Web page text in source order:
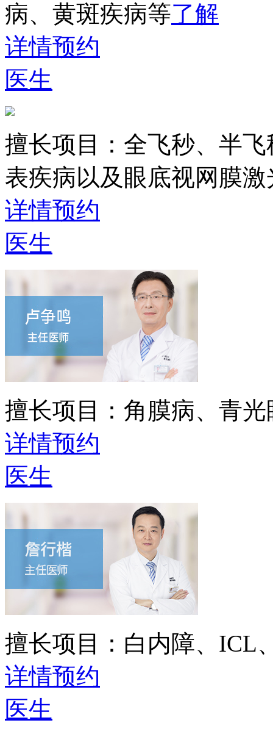
病、黄斑疾病等了解
详情预约
医生
擅长项目： 全飞秒、半
表疾病以及眼底视网膜激
详情预约
医生
擅长项目： 角膜病、青
详情预约
医生
擅长项目： 白内障、ICL
详情预约
医生